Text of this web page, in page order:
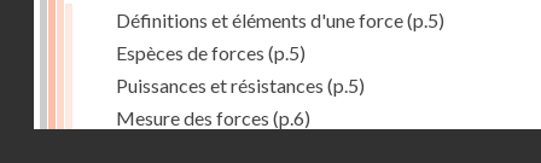
Définitions et éléments d'une force(p.5)
Espèces de forces (p.5)
Puissances et résistances (p.5)
Mesure des forces (p.6)